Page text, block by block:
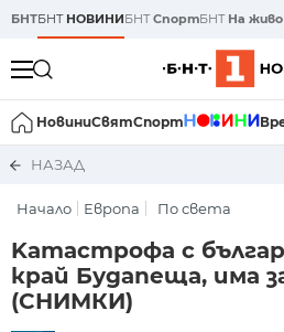
БНТБНТ НОВИНИБНТСпортБНТ На живо
НовиниСвятСпорт
НАЗАД
Начало Европа По света
Kатастрофа с
край Будапеща, има
(СНИМКИ)